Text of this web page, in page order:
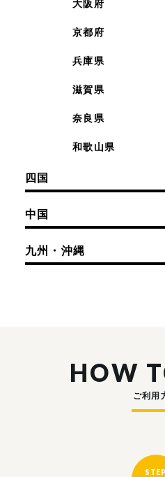
大阪府
京都府
兵庫県
滋賀県
奈良県
和歌山県
四国
中国
九州・沖縄
HOW
ご利用
STEP